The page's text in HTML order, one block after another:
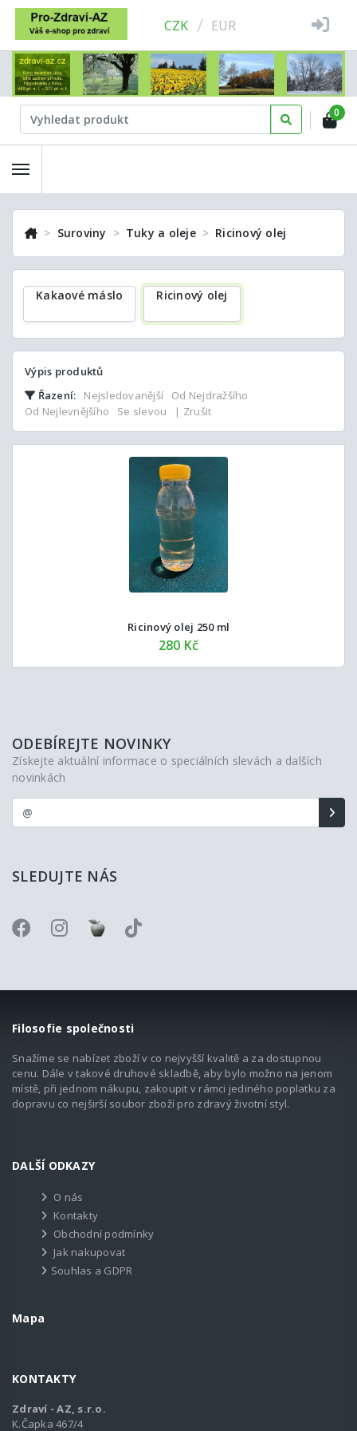
CZK / EUR
0
Suroviny Tuky a oleje Ricinový olej
Kakaové máslo Ricinový olej
Výpis produktů
Řazení:
Nejsledovanější
Od Nejdražšího
Od Nejlevnějšího
Se slevou | Zrušit
Ricinový olej 250 ml
280 Kč
ODEBÍREJTE NOVINKY
Získejte aktuální informace o speciálních slevách a dalších
novinkách
SLEDUJTE NÁS
Filosofie společnosti
Snažíme se nabízet zboží v co nejvyšší kvalitě a za dostupnou
cenu. Dále v takové druhové skladbě, aby bylo možno na jenom
místě, při jednom nákupu, zakoupit v rámci jediného poplatku za
dopravu co nejširší soubor zboží pro zdravý životní styl.
DALŠÍ ODKAZY
O nás
Kontakty
Obchodní podmínky
Jak nakupovat
Souhlas a GDPR
Mapa
KONTAKTY
Zdraví - AZ, s.r.o.
K.Čapka 467/4